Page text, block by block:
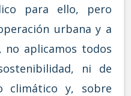
para ello, pero
urbana y a
no aplicamos todos
ni de
climático y, sobre